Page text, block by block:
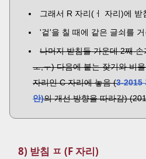
그래서 R 자리(ㅓ 자리)에 받
'겉'을 칠 때에 같은 글쇠를
나머지 받침들 가운데 2째
ㅗ,ㅜ) 다음에 붙는 잦기와 비
자리인 C 자리에 놓음 (3-2015
안)의 개선 방향을 따라감)
8) 받침 ㅍ (F 자리)